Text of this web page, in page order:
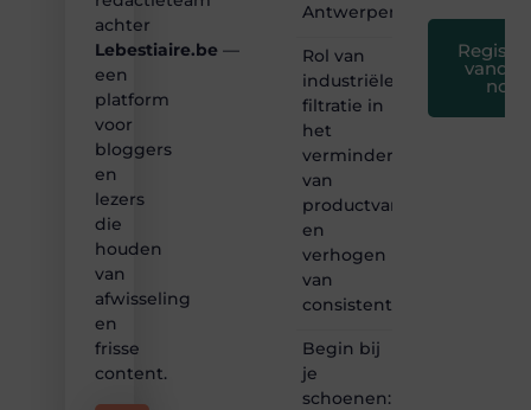
achter
Lebestiaire.be —
een
platform
voor
bloggers
en
lezers
die
houden
van
afwisseling
en
frisse
content.
Antwerpen?
Rol van
industriële
filtratie in
het
verminderen
van
productvariatie
en
verhogen
van
consistentie
Begin bij
je
schoenen:
nog